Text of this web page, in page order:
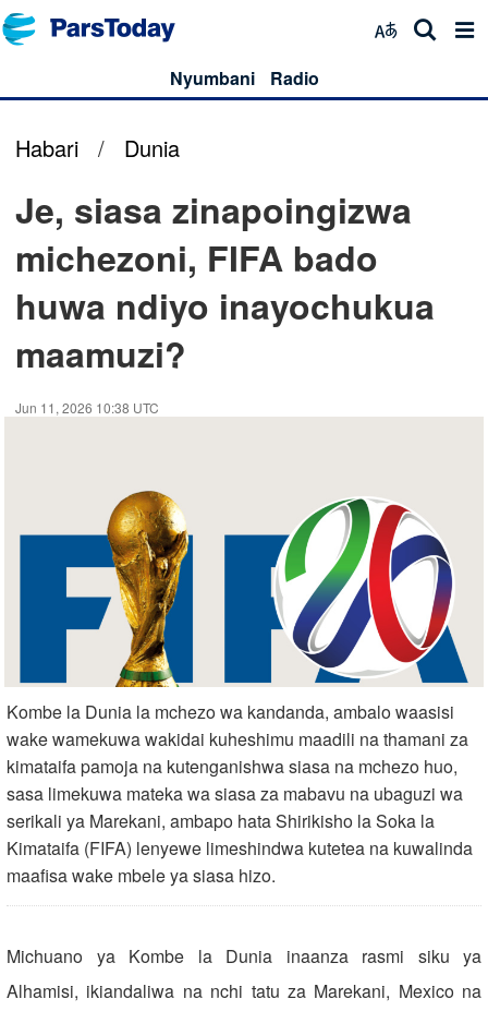
Nyumbani Radio
Habari / Dunia
Je, siasa zinapoingizwa
michezoni, FIFA bado
huwa ndiyo inayochukua
maamuzi?
Jun 11, 2026 10:38 UTC
Kombe la Dunia la mchezo wa kandanda, ambalo waasisi
wake wamekuwa wakidai kuheshimu maadili na thamani za
kimataifa pamoja na kutenganishwa siasa na mchezo huo,
sasa limekuwa mateka wa siasa za mabavu na ubaguzi wa
serikali ya Marekani, ambapo hata Shirikisho la Soka la
Kimataifa (FIFA) lenyewe limeshindwa kutetea na kuwalinda
maafisa wake mbele ya siasa hizo.
Michuano ya Kombe la Dunia inaanza rasmi siku ya
Alhamisi, ikiandaliwa na nchi tatu za Marekani, Mexico na